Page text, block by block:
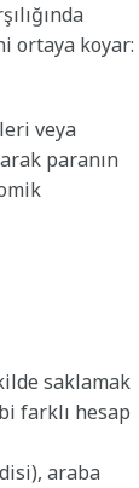
ortaya koyar:
veya
paranın
saklamak
farklı hesap
araba